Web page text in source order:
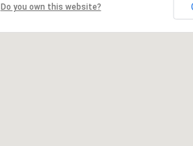
Do you own this website?